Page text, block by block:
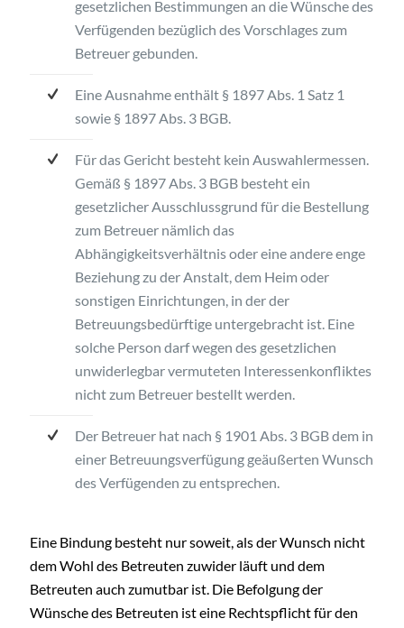
gesetzlichen Bestimmungen an die Wünsche des
Verfügenden bezüglich des Vorschlages zum
Betreuer gebunden.
Eine Ausnahme enthält § 1897 Abs. 1 Satz 1
sowie § 1897 Abs. 3 BGB.
Für das Gericht besteht kein Auswahlermessen.
Gemäß § 1897 Abs. 3 BGB besteht ein
gesetzlicher Ausschlussgrund für die Bestellung
zum Betreuer nämlich das
Abhängigkeitsverhältnis oder eine andere enge
Beziehung zu der Anstalt, dem Heim oder
sonstigen Einrichtungen, in der der
Betreuungsbedürftige untergebracht ist. Eine
solche Person darf wegen des gesetzlichen
unwiderlegbar vermuteten Interessenkonfliktes
nicht zum Betreuer bestellt werden.
Der Betreuer hat nach § 1901 Abs. 3 BGB dem in
einer Betreuungsverfügung geäußerten Wunsch
des Verfügenden zu entsprechen.
Eine Bindung besteht nur soweit, als der Wunsch nicht
dem Wohl des Betreuten zuwider läuft und dem
Betreuten auch zumutbar ist. Die Befolgung der
Wünsche des Betreuten ist eine Rechtspflicht für den